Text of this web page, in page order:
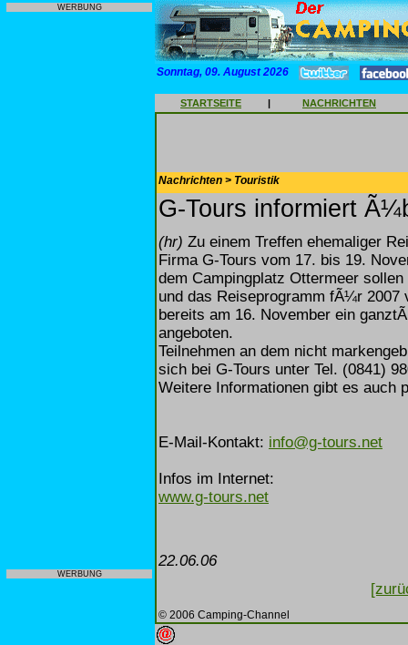
WERBUNG
WERBUNG
Sonntag, 09. August 2026
STARTSEITE | NACHRICHTEN
Nachrichten > Touristik
G-Tours informiert
(hr) Zu einem Treffen ehemaliger
Firma G-Tours vom 17. bis 19.
dem Campingplatz Ottermeer
und das Reiseprogramm fÃ¼r 2007
bereits am 16. November ein
angeboten.
Teilnehmen an dem nicht
sich bei G-Tours unter Tel. (0841)
Weitere Informationen gibt es auch
E-Mail-Kontakt: info@g-tours.net
Infos im Internet:
www.g-tours.net
22.06.06
© 2006 Camping-Channel